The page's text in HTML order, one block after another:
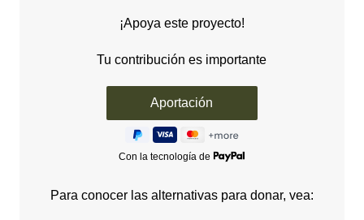
¡Apoya este proyecto!
Tu contribución es importante
Con la tecnología de
Para conocer las alternativas para donar, vea: